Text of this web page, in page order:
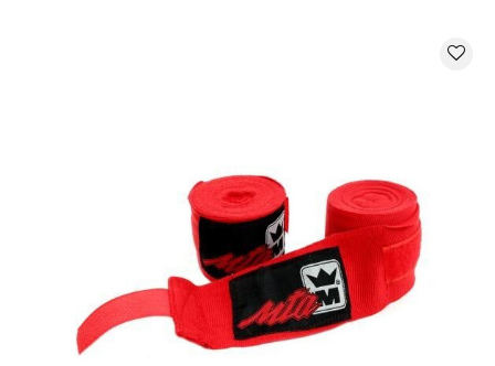
favorite_border